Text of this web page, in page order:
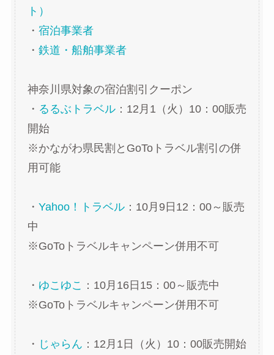
ト）
・ 宿泊事業者
・ 鉄道・船舶事業者
神奈川県対象の宿泊割引クーポン
・ るるぶトラベル：12月1（火）10：00販売
開始
※かながわ県民割とGoToトラベル割引の併
用可能
・ Yahoo！トラベル：10月9日12：00～販売
中
※GoToトラベルキャンペーン併用不可
・ ゆこゆこ ：10月16日15：00～販売中
※GoToトラベルキャンペーン併用不可
・ じゃらん ：12月1日（火）10：00販売開始